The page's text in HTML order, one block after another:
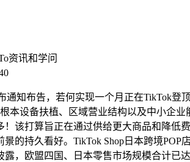
资讯和学问
知布告，若何实现一个月正在TikTok登
本设备扶植、区域营业结构以及中小企
该打算旨正在通过供给更大商品和降低
的持久看好。TikTok Shop日本跨境
，欧盟四国、日本零售市场规模合计已